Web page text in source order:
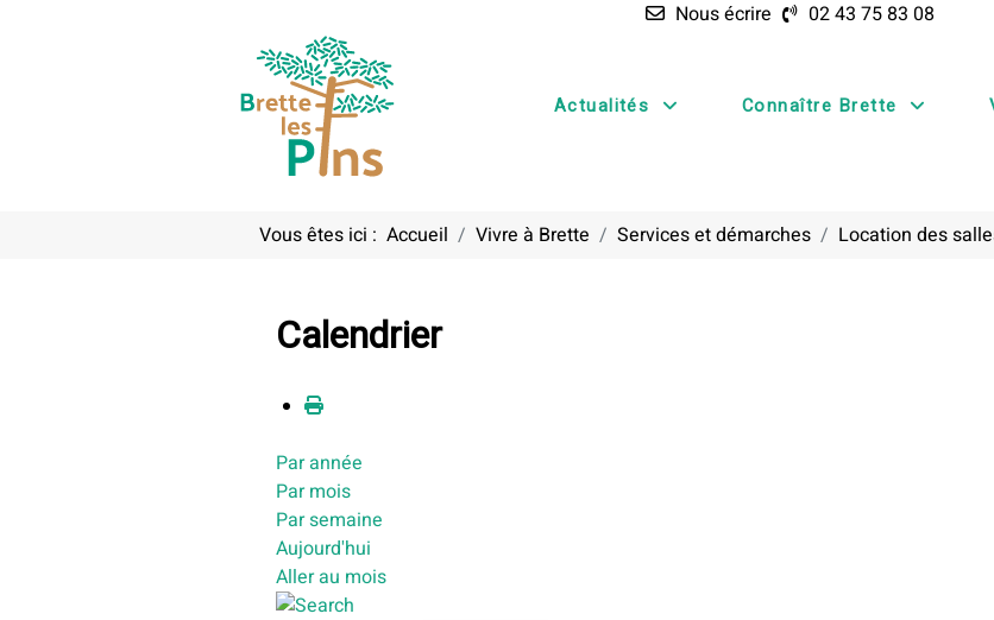
Nous écrire 02 43 75 83 08
Actualités Connaître Brette
Vous êtes ici : Accueil Vivre à Brette Services et démarches Location des
Calendrier
Par année
Par mois
Par semaine
Aujourd'hui
Aller au mois